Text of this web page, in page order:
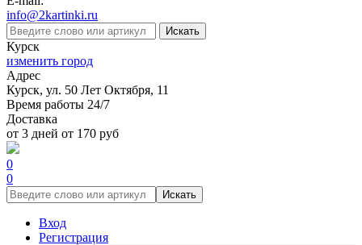
info@2kartinki.ru
Искать
Курск
изменить город
Адрес
Курск, ул. 50 Лет Октября, 11
Время работы 24/7
Доставка
от 3 дней от 170 руб
0
0
Искать
Вход
Регистрация